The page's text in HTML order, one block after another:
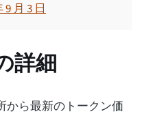
9 月 3 日
詳細
から最新のトークン価